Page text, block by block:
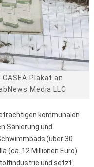
Plakat an
Media LLC
kommunalen
Sanierung und
(über 30
(ca. 12 Millionen Euro)
und setzt